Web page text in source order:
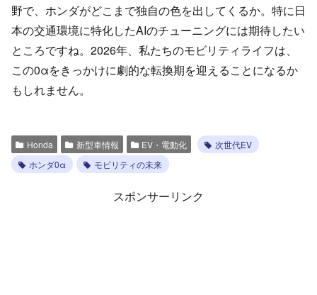
野で、ホンダがどこまで独自の色を出してくるか。特に日
本の交通環境に特化したAIのチューニングには期待したい
ところですね。2026年、私たちのモビリティライフは、
この0αをきっかけに劇的な転換期を迎えることになるか
もしれません。
Honda 新型車情報 EV・電動化
次世代EV
ホンダ0α
モビリティの未来
スポンサーリンク